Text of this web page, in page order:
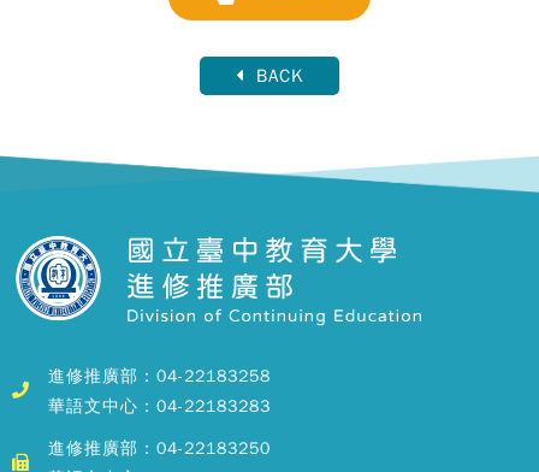
BACK
進修推廣部：04-22183258
華語文中心：04-22183283
進修推廣部：04-22183250